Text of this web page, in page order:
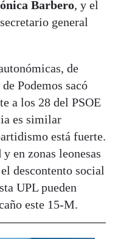
Barbero, y el
general
de
Podemos sacó
a los 28 del PSOE
es similar
está fuerte.
en zonas leonesas
descontento social
UPL pueden
este 15-M.